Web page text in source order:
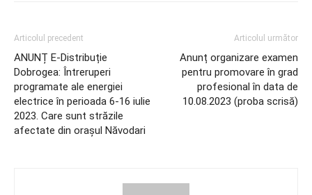
Articolul precedent
ANUNȚ E-Distribuție
Dobrogea: Întreruperi
programate ale energiei
electrice în perioada 6-16 iulie
2023. Care sunt străzile
afectate din orașul Năvodari
Articolul următor
Anunț organizare examen
pentru promovare în grad
profesional în data de
10.08.2023 (proba scrisă)